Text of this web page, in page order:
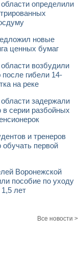
определили
новые
ценных бумаг
возбудили
гибели 14-
на реке
задержали
серии разбойных
и тренеров
обучать первой
Воронежской
пособие по уходу
лет
Все новости >